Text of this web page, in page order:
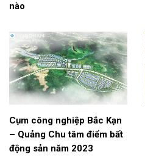
nào
Cụm công nghiệp Bắc Kạn
– Quảng Chu tâm điểm bất
động sản năm 2023